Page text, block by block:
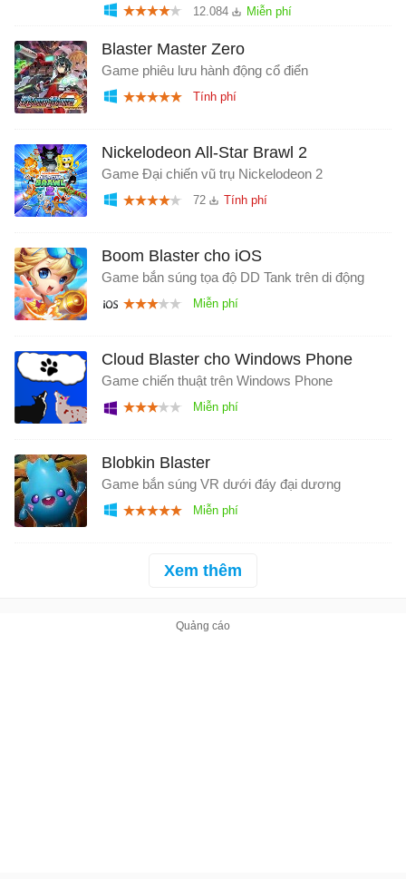
12.084
Blaster Master Zero
Game phiêu lưu hành động cổ điển
Nickelodeon All-Star Brawl 2
Game Đại chiến vũ trụ Nickelodeon 2
72
Boom Blaster cho iOS
Game bắn súng tọa độ DD Tank trên di động
Cloud Blaster cho Windows Phone
Game chiến thuật trên Windows Phone
Blobkin Blaster
Game bắn súng VR dưới đáy đại dương
Xem thêm